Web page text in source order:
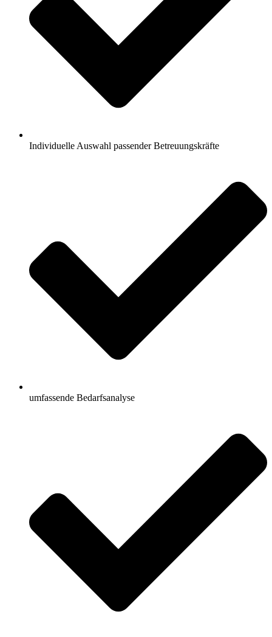
Individuelle Auswahl passender Betreuungskräfte
umfassende Bedarfsanalyse